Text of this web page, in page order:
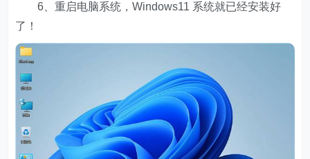
6、重启电脑系统，Windows11 系统就已经安装好
了！